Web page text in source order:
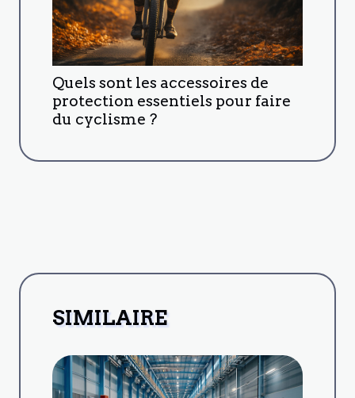
Quels sont les accessoires de
protection essentiels pour faire
du cyclisme ?
SIMILAIRE